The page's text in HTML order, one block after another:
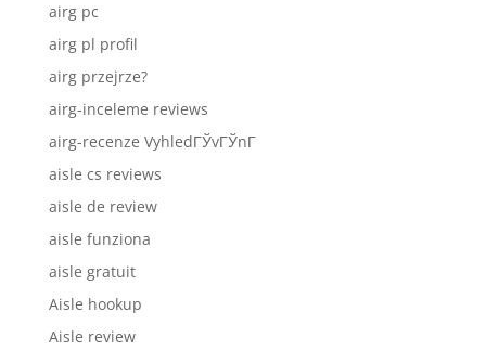
airg pc
airg pl profil
airg przejrze?
airg-inceleme reviews
airg-recenze VyhledГЎvГЎnГ­
aisle cs reviews
aisle de review
aisle funziona
aisle gratuit
Aisle hookup
Aisle review